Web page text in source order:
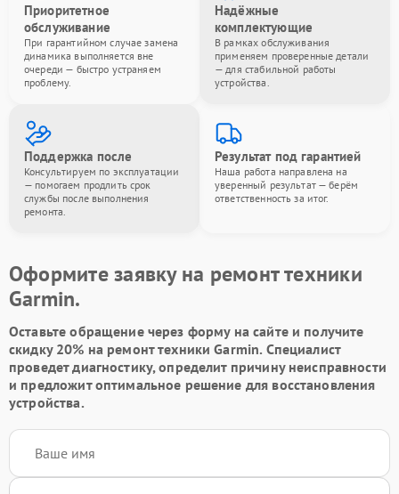
Приоритетное
обслуживание
При гарантийном случае замена
динамика выполняется вне
очереди — быстро устраняем
проблему.
Надёжные
комплектующие
В рамках обслуживания
применяем проверенные детали
— для стабильной работы
устройства.
Поддержка после
Консультируем по эксплуатации
— помогаем продлить срок
службы после выполнения
ремонта.
Результат под гарантией
Наша работа направлена на
уверенный результат — берём
ответственность за итог.
Оформите заявку на ремонт техники
Garmin.
Оставьте обращение через форму на сайте и получите
скидку 20% на ремонт техники Garmin. Специалист
проведет диагностику, определит причину неисправности
и предложит оптимальное решение для восстановления
устройства.